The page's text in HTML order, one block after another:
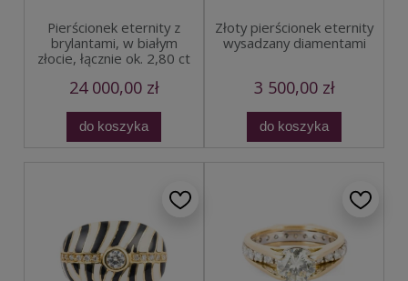
Pierścionek eternity z
brylantami, w białym
złocie, łącznie ok. 2,80 ct
24 000,00 zł
do koszyka
Złoty pierścionek eternity
wysadzany diamentami
3 500,00 zł
do koszyka